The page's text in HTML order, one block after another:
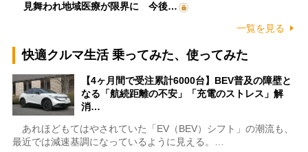
見舞われ地域医療が限界に 今後…
一覧を見る
快適クルマ生活 乗ってみた、使ってみた
【4ヶ月間で受注累計6000台】BEV普及の障壁と
なる「航続距離の不安」「充電のストレス」解
消…
あれほどもてはやされていた「EV（BEV）シフト」の潮流も、
最近では減速基調になっているように見える。…